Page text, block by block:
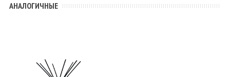
АНАЛОГИЧНЫЕ